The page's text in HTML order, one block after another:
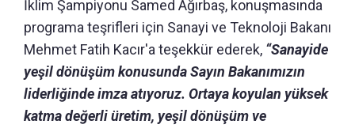
İklim Şampiyonu Samed Ağırbaş, konuşmasında
programa teşrifleri için Sanayi ve Teknoloji Bakanı
Mehmet Fatih Kacır'a teşekkür ederek, “Sanayide
yeşil dönüşüm konusunda Sayın Bakanımızın
liderliğinde imza atıyoruz. Ortaya koyulan yüksek
katma değerli üretim, yeşil dönüşüm ve